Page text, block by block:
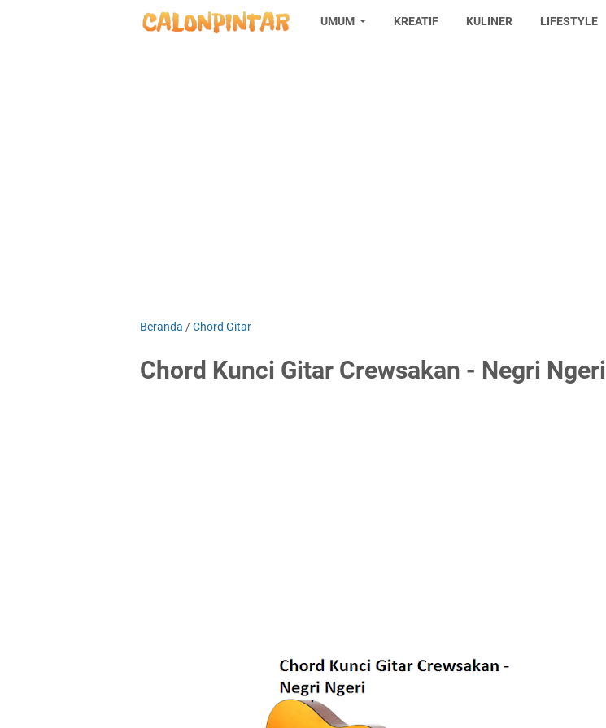
UMUM KREATIF KULINER LIFESTYLE
Beranda /Chord Gitar
Chord Kunci Gitar Crewsakan - Negri Ngeri